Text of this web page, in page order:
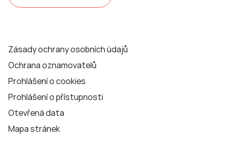
Zásady ochrany osobních údajů
Ochrana oznamovatelů
Prohlášení o cookies
Prohlášení o přístupnosti
Otevřená data
Mapa stránek